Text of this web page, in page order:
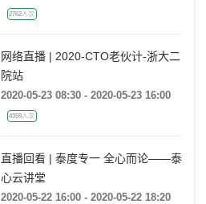
2762人次
网络直播 | 2020-CTO老伙计-浙大二
院站
2020-05-23 08:30 - 2020-05-23 16:00
4359人次
直播回看 | 泰度专一 全心而论——泰
心云讲堂
2020-05-22 16:00 - 2020-05-22 18:20